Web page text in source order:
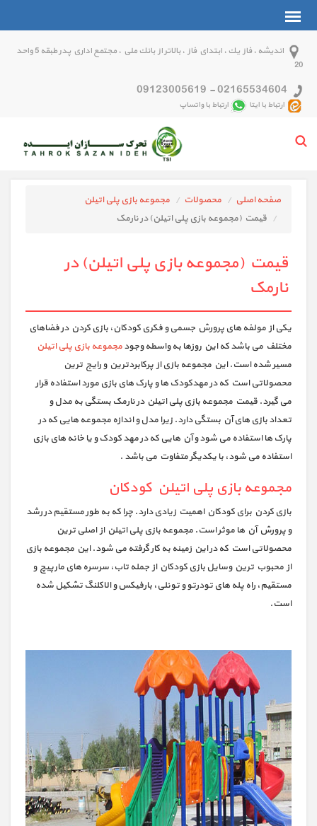
انديشه ، فاز يك ، ابتداي فاز ، بالاتر از بانك ملي ، مجتمع اداري پدر طبقه 5 واحد
20
02165534604
-
09123005619
ارتباط با ایتا ارتباط با واتساپ
صفحه اصلی محصولات
مجموعه بازی پلی اتیلن
قیمت (مجموعه بازی پلی اتیلن) در نارمک
قیمت (مجموعه بازی پلی اتیلن) در
نارمک
یکی از مولفه های پرورش جسمی و فکری کودکان، بازی کردن در فضاهای
مختلف می باشد که این روزها به واسطه وجودمجموعه بازی پلی اتیلن
مسیر شده است. این مجموعه بازی از پرکابردترین و رایج ترین
محصولاتی است که در مهدکودک ها و پارک های بازی مورد استفاده قرار
می گیرد. قیمت مجموعه بازی پلی اتیلن در نارمک بستگی به مدل و
تعداد بازی های آن بستگی دارد. زیرا مدل و اندازه مجموعه هایی که در
پارک ها استفاده می شود و آن هایی که در مهد کودک و یا خانه های بازی
استفاده می شود، با یکدیگر متفاوت می باشد .
مجموعه بازی پلی اتیلن کودکان
بازی کردن برای کودکان اهمیت زیادی دارد. چرا که به طور مستقیم در رشد
و پرورش آن ها موثر است. مجموعه بازی پلی اتیلن از اصلی ترین
محصولاتی است که در این زمینه به کار گرفته می شود. این مجموعه بازی
از محبوب ترین وسایل بازی کودکان از جمله تاب، سرسره های مارپیچ و
مستقیم، راه پله های تودرتو و تونلی، بارفیکس و الاکلنگ تشکیل شده
است.